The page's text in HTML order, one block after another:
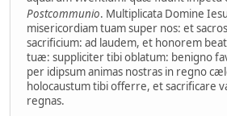
Postcommunio. Multiplicata Domine
misericordiam tuam super nos: et
sacrificium: ad laudem, et honorem
tuæ: suppliciter tibi oblatum: benigno
per idipsum animas nostras in regno
holocaustum tibi offerre, et sacrificare
regnas.